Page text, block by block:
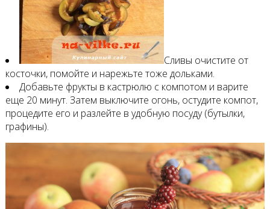
Сливы очистите от
косточки, помойте и нарежьте тоже дольками.
Добавьте фрукты в кастрюлю с компотом и варите
еще 20 минут. Затем выключите огонь, остудите компот,
процедите его и разлейте в удобную посуду (бутылки,
графины).